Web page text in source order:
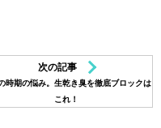
次の記事
時期の悩み。生乾き臭を徹底ブロックは
これ！